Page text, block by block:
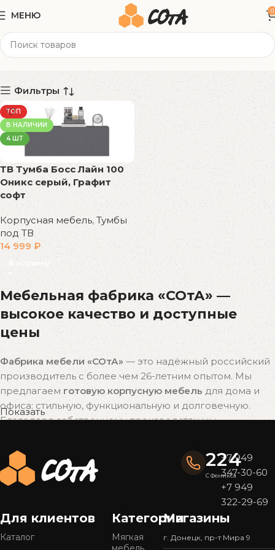
МЕНЮ 0
100x34x34 см
Фильтры
ТОП
В НАЛИЧИИ
4 ШТ
ТВ Тумба Босс Лайн 100
Оникс серый, Графит
софт
Корпусная мебель, Тумбы
под ТВ
14 999₽
В корзину
Мебельная фабрика «СОтА» —
высокое качество и доступные
цены
Фабрика мебели «СОтА»— это надёжный российский
производитель с более чем 26-летним опытом. Мы
предлагаемготовую корпусную мебель для дома и
офиса: стильную, функциональную и долговечную.
Благодаря собственному производству мы
качества
Почему выбирают мебель «СОтА»?
У нас представлен
большой выбор мебелив
популярных стилях — от современного минимализма
Показать
224
С Феникса
+7 949
347-30-60
+7 949
322-29-69
Для клиентов
Каталог
Категории
Мягкая
Магазины
г. Донецк, пр-т Мира 9